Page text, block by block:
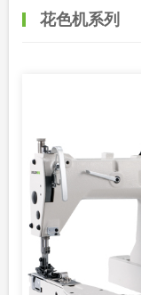
花色机系列